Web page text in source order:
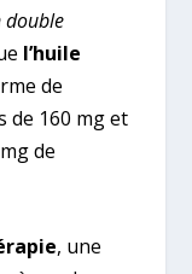
double
l’huile
de
de 160 mg et
de
, une